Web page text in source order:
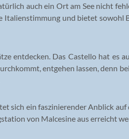
auch ein Ort am See nicht
Italienstimmung und bietet sowohl
entdecken. Das Castello hat es
entgehen lassen, denn
sich ein faszinierender Anblick auf
von Malcesine aus erreicht